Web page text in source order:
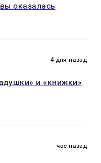
оказалась
4 дня назад
и «книжки»
час назад